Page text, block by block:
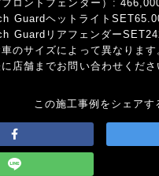
ロントフェンダー）:
Guardヘットライト
Guardリアフェンダー
のサイズによって異なります
店舗までお問い合わせくださ
この施工事例をシェアす